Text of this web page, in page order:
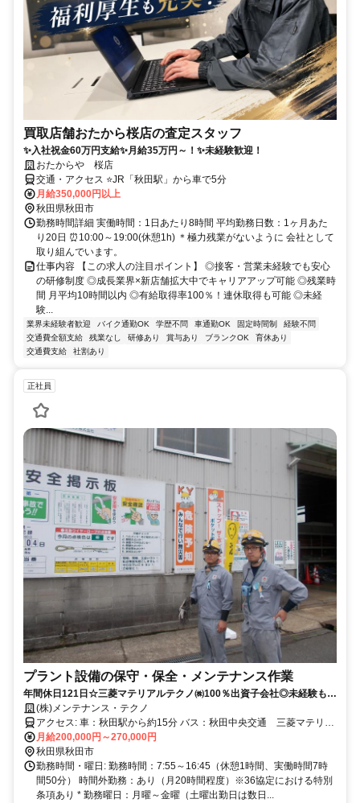
買取店舗おたから桜店の査定スタッフ
✨入社祝金60万円支給✨月給35万円～！✨未経験歓迎！
おたからや 桜店
交通・アクセス ⭐JR「秋田駅」から車で5分
月給350,000円以上
秋田県秋田市
勤務時間詳細 実働時間：1日あたり8時間 平均勤務日数：1ヶ月あた
り20日 ⏰10:00～19:00(休憩1h) ＊極力残業がないように 会社として
取り組んでいます。
仕事内容 【この求人の注目ポイント】 ◎接客・営業未経験でも安心
の研修制度 ◎成長業界×新店舗拡大中でキャリアアップ可能 ◎残業時
間 月平均10時間以内 ◎有給取得率100％！連休取得も可能 ◎未経
験...
業界未経験者歓迎 バイク通勤OK 学歴不問 車通勤OK 固定時間制
経験不問
交通費全額支給
残業なし 研修あり 賞与あり ブランクOK
育休あり
交通費支給
社割あり
正社員
プラント設備の保守・保全・メンテナンス作業
年間休日121日☆三菱マテリアルテクノ㈱100％出資子会社◎未経験も基
礎から指導！〇交替勤務無し
(株)メンテナンス・テクノ
アクセス: 車：秋田駅から約15分 バス：秋田中央交通 三菱マテリア
ル前（バス停）下車、徒歩5分
月給200,000円～270,000円
秋田県秋田市
勤務時間・曜日: 勤務時間：7:55～16:45（休憩1時間、実働時間7時
間50分） 時間外勤務：あり（月20時間程度）※36協定における特別
条項あり * 勤務曜日：月曜～金曜（土曜出勤日は数日...